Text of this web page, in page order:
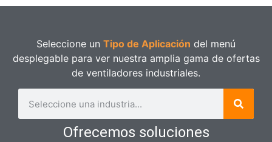
Seleccione un Tipo de Aplicación del menú
desplegable para ver nuestra amplia gama de ofertas
de ventiladores industriales.
Ofrecemos soluciones